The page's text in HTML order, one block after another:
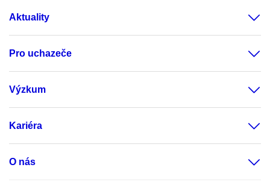
Aktuality
Pro uchazeče
Výzkum
Kariéra
O nás